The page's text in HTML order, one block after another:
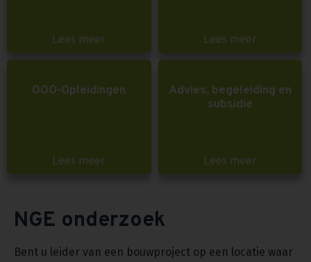
Lees meer Lees meer
OOO-Opleidingen
Lees meer
Advies, begeleiding en
subsidie
Lees meer
NGE onderzoek
Bent u leider van een bouwproject op een locatie waar